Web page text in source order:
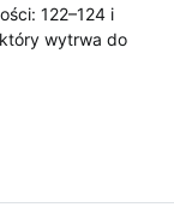
122–124 i
wytrwa do